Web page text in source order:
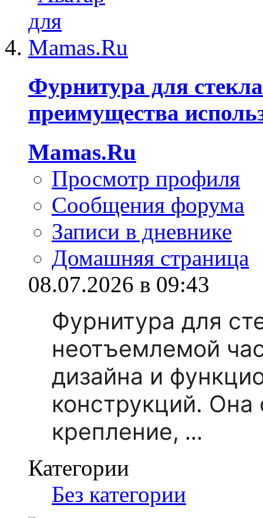
Фурнитура для
преимущества
Mamas.Ru
Просмотр профиля
Сообщения форума
Записи в дневнике
Домашняя страница
08.07.2026 в 09:43
Фурнитура для
неотъемлемой
дизайна и
конструкций.
крепление, ...
Категории
Без категории